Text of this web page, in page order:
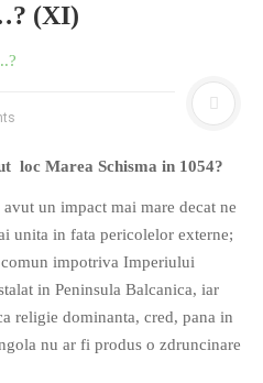
(XI)
loc Marea Schisma in 1054?
un impact mai mare decat ne
unita in fata pericolelor externe;
impotriva Imperiului
in Peninsula Balcanica, iar
religie dominanta, cred, pana in
nu ar fi produs o zdruncinare